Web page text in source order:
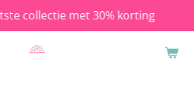
collectie met 30% korting